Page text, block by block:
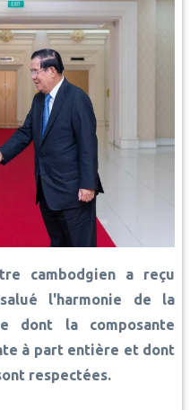
cambodgien a reçu
l'harmonie de la
dont la composante
à part entière et dont
respectées.